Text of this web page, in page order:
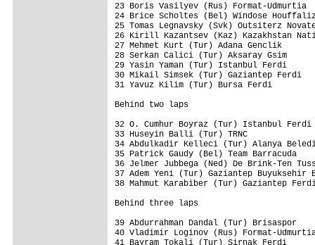
23 Boris Vasilyev (Rus)
24 Brice Scholtes (Bel)
25 Tomas Legnavsky (Svk)
26 Kirill Kazantsev (Kaz)
27 Mehmet Kurt (Tur)
28 Serkan Calici (Tur)
29 Yasin Yaman (Tur)
30 Mikail Simsek (Tur)
31 Yavuz Kilim
Behind two laps
32 O. Cumhur Boyraz
33 Huseyin Balli
34 Abdulkadir Kelleci (Tur)
35 Patrick Gaudy (Bel)
36 Jelmer Jubbega (Ned) De
37 Adem Yeni (Tur) Gaziantep
38 Mahmut Karabiber (Tur)
Behind three laps
39 Abdurrahman Dandal
40 Vladimir Loginov (Rus)
41 Bayram Tokali